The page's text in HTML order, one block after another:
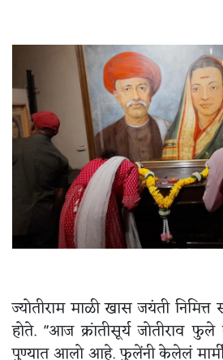
ज्योतीराम माळी खास जयंती
होते. "आज क्रांतीसूर्य जोतीराव फुले